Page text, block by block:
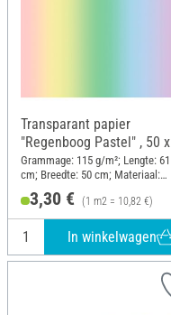
Transparant papier
"Regenboog Pastel" , 50 x
61 cm
Grammage: 115 g/m²; Lengte: 61
cm; Breedte: 50 cm; Materiaal:
3,30 € (1 m2 = 10,82 €)
In winkelwagen